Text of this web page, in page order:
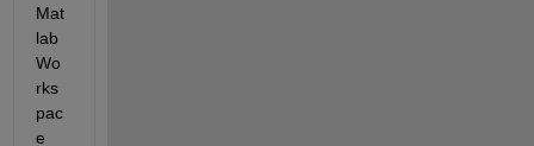
Mat
lab
Wo
rks
pac
e